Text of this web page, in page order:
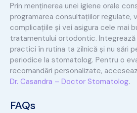
Prin menținerea unei igiene orale
programarea consultațiilor regulate,
complicațiile și vei asigura cele mai
tratamentului ortodontic.
practici în rutina ta zilnică și nu sări
periodice la stomatolog. Pentru o
recomandări personalizate,
Dr. Casandra – Doctor Stomatolog.
FAQs